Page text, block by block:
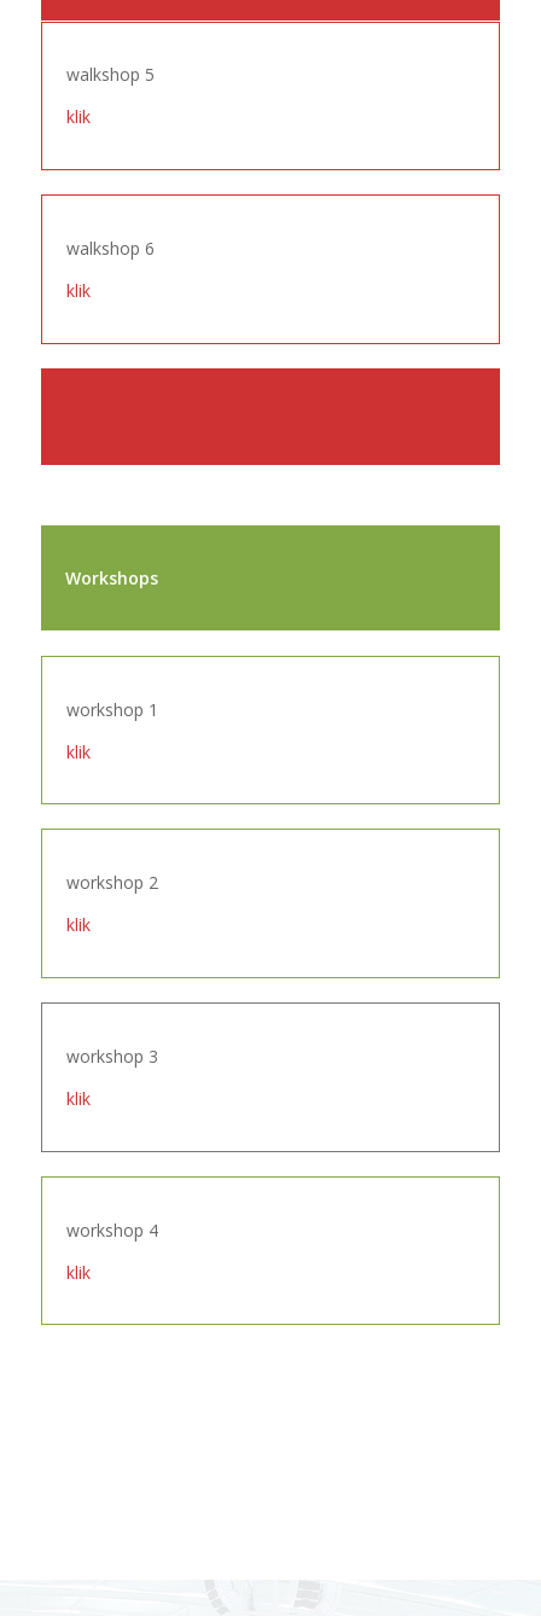
walkshop 5
klik
walkshop 6
klik
Workshops
workshop 1
klik
workshop 2
klik
workshop 3
klik
workshop 4
klik